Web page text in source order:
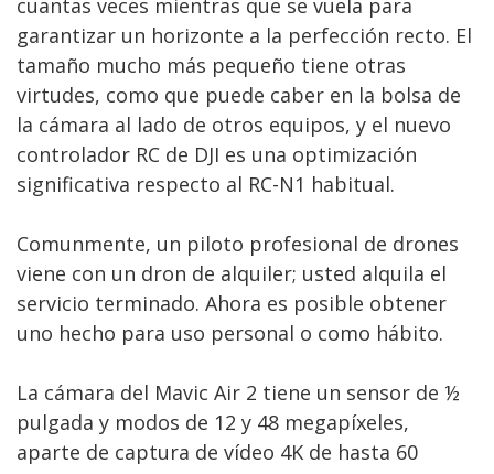
cuantas veces mientras que se vuela para
garantizar un horizonte a la perfección recto. El
tamaño mucho más pequeño tiene otras
virtudes, como que puede caber en la bolsa de
la cámara al lado de otros equipos, y el nuevo
controlador RC de DJI es una optimización
significativa respecto al RC-N1 habitual.
Comunmente, un piloto profesional de drones
viene con un dron de alquiler; usted alquila el
servicio terminado. Ahora es posible obtener
uno hecho para uso personal o como hábito.
La cámara del Mavic Air 2 tiene un sensor de ½
pulgada y modos de 12 y 48 megapíxeles,
aparte de captura de vídeo 4K de hasta 60